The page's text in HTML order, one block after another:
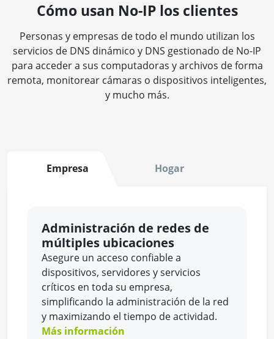
Cómo usan No-IP los clientes
Personas y empresas de todo el mundo utilizan los
servicios de DNS dinámico y DNS gestionado de No-IP
para acceder a sus computadoras y archivos de forma
remota, monitorear cámaras o dispositivos inteligentes,
y mucho más.
Empresa Hogar
Administración de redes de
múltiples ubicaciones
Asegure un acceso confiable a
dispositivos, servidores y servicios
críticos en toda su empresa,
simplificando la administración de la red
y maximizando el tiempo de actividad.
Más información